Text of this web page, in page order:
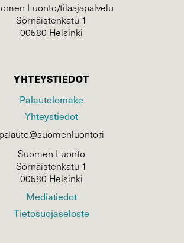
Luonto/tilaajapalvelu
Sörnäistenkatu 1
00580 Helsinki
YHTEYSTIEDOT
Palautelomake
Yhteystiedot
palaute@suomenluonto.fi
Suomen Luonto
Sörnäistenkatu 1
00580 Helsinki
Mediatiedot
Tietosuojaseloste